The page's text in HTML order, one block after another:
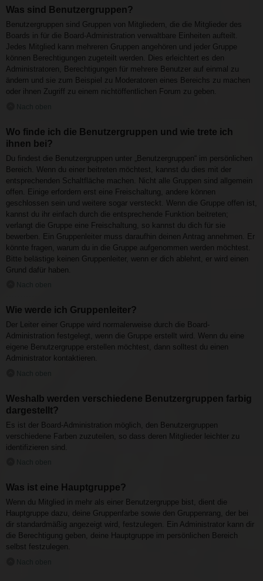
Was sind Benutzergruppen?
Benutzergruppen sind Gruppen von Mitgliedern, die die Mitglieder des
Boards in für die Board-Administration verwaltbare Einheiten aufteilt.
Jedes Mitglied kann mehreren Gruppen angehören und jeder Gruppe
können Berechtigungen zugeteilt werden. Dies erleichtert es den
Administratoren, Berechtigungen für mehrere Benutzer auf einmal zu
ändern und sie zum Beispiel zu Moderatoren eines Bereichs zu machen
oder ihnen Zugriff zu einem nichtöffentlichen Forum zu geben.
Nach oben
Wo finde ich die Benutzergruppen und wie trete ich
ihnen bei?
Du findest die Benutzergruppen unter „Benutzergruppen“ im persönlichen
Bereich. Wenn du einer beitreten möchtest, kannst du dies mit der
entsprechenden Schaltfläche machen. Nicht alle Gruppen sind allgemein
offen. Einige erfordern erst eine Freischaltung, andere können
geschlossen sein und weitere sogar versteckt. Wenn die Gruppe offen ist,
kannst du ihr einfach durch die entsprechende Funktion beitreten;
verlangt die Gruppe eine Freischaltung, so kannst du dich für sie
bewerben. Ein Gruppenleiter muss daraufhin deinen Antrag annehmen. Er
könnte fragen, warum du in die Gruppe aufgenommen werden möchtest.
Bitte belästige keinen Gruppenleiter, wenn er dich ablehnt, er wird einen
Grund dafür haben.
Nach oben
Wie werde ich Gruppenleiter?
Der Leiter einer Gruppe wird normalerweise durch die Board-
Administration festgelegt, wenn die Gruppe erstellt wird. Wenn du eine
eigene Benutzergruppe erstellen möchtest, dann solltest du einen
Administrator kontaktieren.
Nach oben
Weshalb werden verschiedene Benutzergruppen farbig
dargestellt?
Es ist der Board-Administration möglich, den Benutzergruppen
verschiedene Farben zuzuteilen, so dass deren Mitglieder leichter zu
identifizieren sind.
Nach oben
Was ist eine Hauptgruppe?
Wenn du Mitglied in mehr als einer Benutzergruppe bist, dient die
Hauptgruppe dazu, deine Gruppenfarbe sowie den Gruppenrang, der bei
dir standardmäßig angezeigt wird, festzulegen. Ein Administrator kann dir
die Berechtigung geben, deine Hauptgruppe im persönlichen Bereich
selbst festzulegen.
Nach oben